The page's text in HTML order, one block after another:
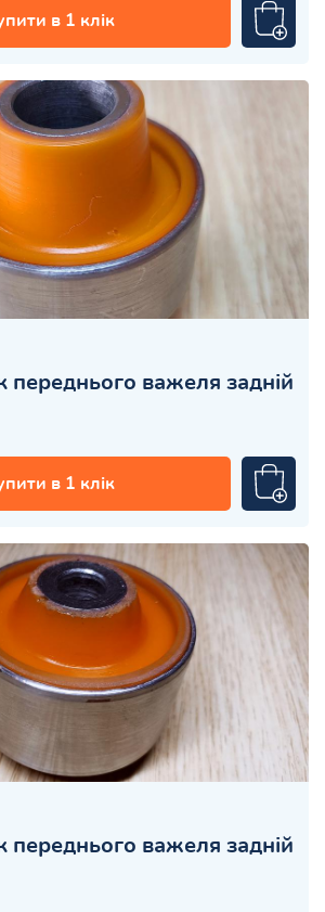
в 1 клік
переднього важеля задній
в 1 клік
переднього важеля задній